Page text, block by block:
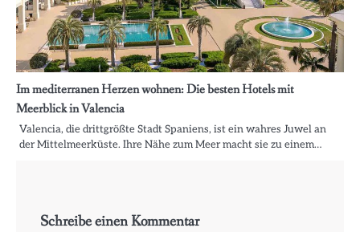
Im mediterranen Herzen wohnen: Die besten Hotels mit
Meerblick in Valencia
Valencia, die drittgrößte Stadt Spaniens, ist ein wahres Juwel an
der Mittelmeerküste. Ihre Nähe zum Meer macht sie zu einem…
Schreibe einen Kommentar